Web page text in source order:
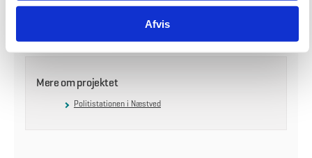
Afvis
41701196
Mere om projektet
Politistationen i Næstved